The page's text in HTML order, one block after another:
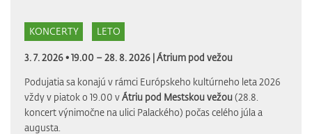
KONCERTY LETO
3. 7. 2026 • 19.00 – 28. 8. 2026 |Átrium pod vežou
Podujatia sa konajú v rámci Európskeho kultúrneho leta 2026
vždy v piatok o 19.00 vÁtriu pod Mestskou vežou(28.8.
koncert výnimočne na ulici Palackého) počas celého júla a
augusta.